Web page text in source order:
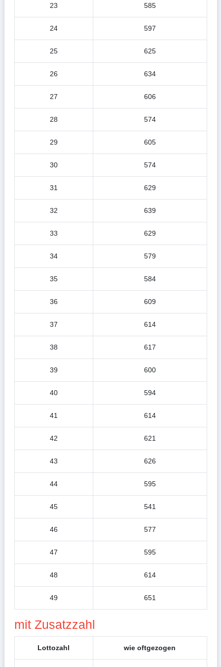
23 585
24 597
25 625
26 634
27 606
28 574
29 605
30 574
31 629
32 639
33 629
34 579
35 584
36 609
37 614
38 617
39 600
40 594
41 614
42 621
43 626
44 595
45 541
46 577
47 595
48 614
49 651
mit Zusatzzahl
Lottozahl wie oftgezogen